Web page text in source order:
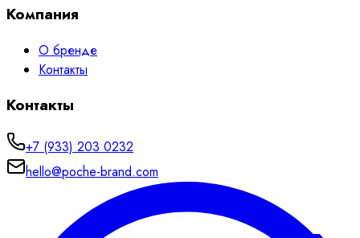
Компания
О бренде
Контакты
Контакты
+7 (933) 203 0232
hello@poche-brand.com